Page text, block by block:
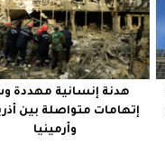
هدنة إنسانية مهددة
إتهامات متواصلة بين
وأرمينيا